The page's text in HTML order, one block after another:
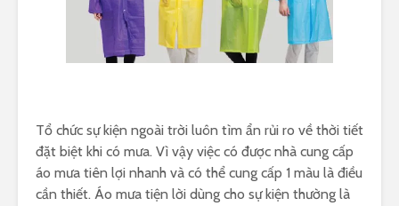
Tổ chức sự kiện ngoài trời luôn tìm ẩn rủi ro về thời tiết
đặt biệt khi có mưa. Vì vậy việc có được nhà cung cấp
áo mưa tiên lợi nhanh và có thể cung cấp 1 màu là điều
cần thiết. Áo mưa tiện lời dùng cho sự kiện thường là